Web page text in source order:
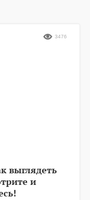
выглядеть
и
3476